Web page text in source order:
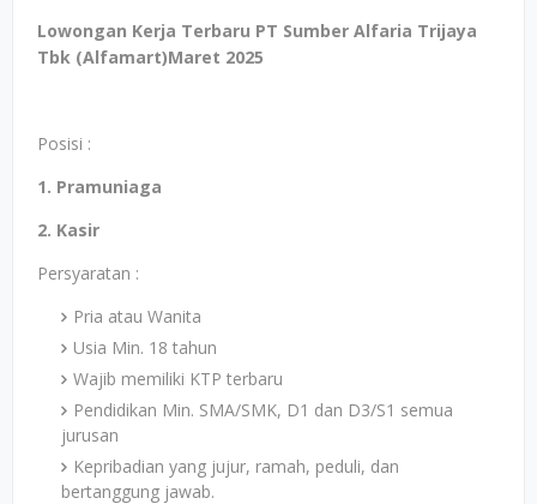
Lowongan Kerja Terbaru PT Sumber Alfaria Trijaya
Tbk (Alfamart)Maret 2025
Posisi :
1. Pramuniaga
2. Kasir
Persyaratan :
Pria atau Wanita
Usia Min. 18 tahun
Wajib memiliki KTP terbaru
Pendidikan Min. SMA/SMK, D1 dan D3/S1 semua
jurusan
Kepribadian yang jujur, ramah, peduli, dan
bertanggung jawab.